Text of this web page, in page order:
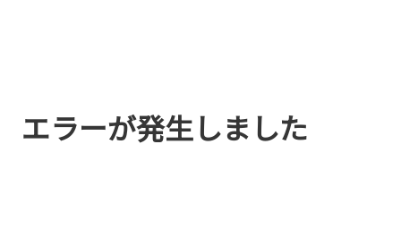
エラーが発生しました